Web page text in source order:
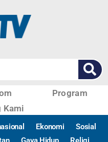
Program
Kami
Ekonomi
Sosial